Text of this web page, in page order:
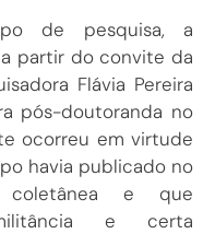
de pesquisa, a
partir do convite da
Flávia Pereira
pós-doutoranda no
ocorreu em virtude
havia publicado no
e que
e certa